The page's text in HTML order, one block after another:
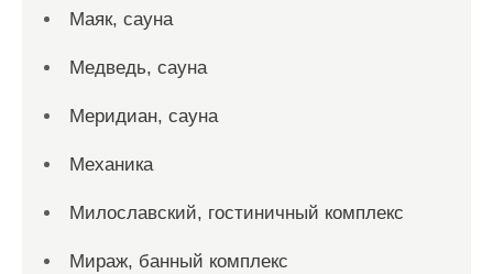
Маяк, сауна
Медведь, сауна
Меридиан, сауна
Механика
Милославский, гостиничный комплекс
Мираж, банный комплекс